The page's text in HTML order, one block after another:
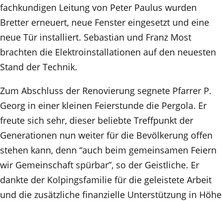
fachkundigen Leitung von Peter Paulus wurden
Bretter erneuert, neue Fenster eingesetzt und eine
neue Tür installiert. Sebastian und Franz Most
brachten die Elektroinstallationen auf den neuesten
Stand der Technik.
Zum Abschluss der Renovierung segnete Pfarrer P.
Georg in einer kleinen Feierstunde die Pergola. Er
freute sich sehr, dieser beliebte Treffpunkt der
Generationen nun weiter für die Bevölkerung offen
stehen kann, denn “auch beim gemeinsamen Feiern
wir Gemeinschaft spürbar”, so der Geistliche. Er
dankte der Kolpingsfamilie für die geleistete Arbeit
und die zusätzliche finanzielle Unterstützung in Höhe